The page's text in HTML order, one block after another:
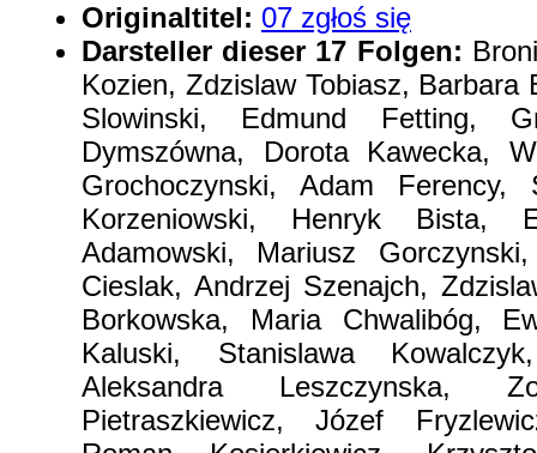
Originaltitel: 07 zgłoś się
Darsteller dieser 17 Folgen:
Kozien, Zdzislaw Tobiasz, Barbara
Slowinski, Edmund Fetting,
Dymszówna, Dorota Kawecka,
Grochoczynski, Adam Ferency,
Korzeniowski, Henryk Bista,
Adamowski, Mariusz
Cieslak, Andrzej Szenajch,
Borkowska, Maria Chwalibóg,
Kaluski, Stanislawa
Aleksandra Leszczynska,
Pietraszkiewicz, Józef